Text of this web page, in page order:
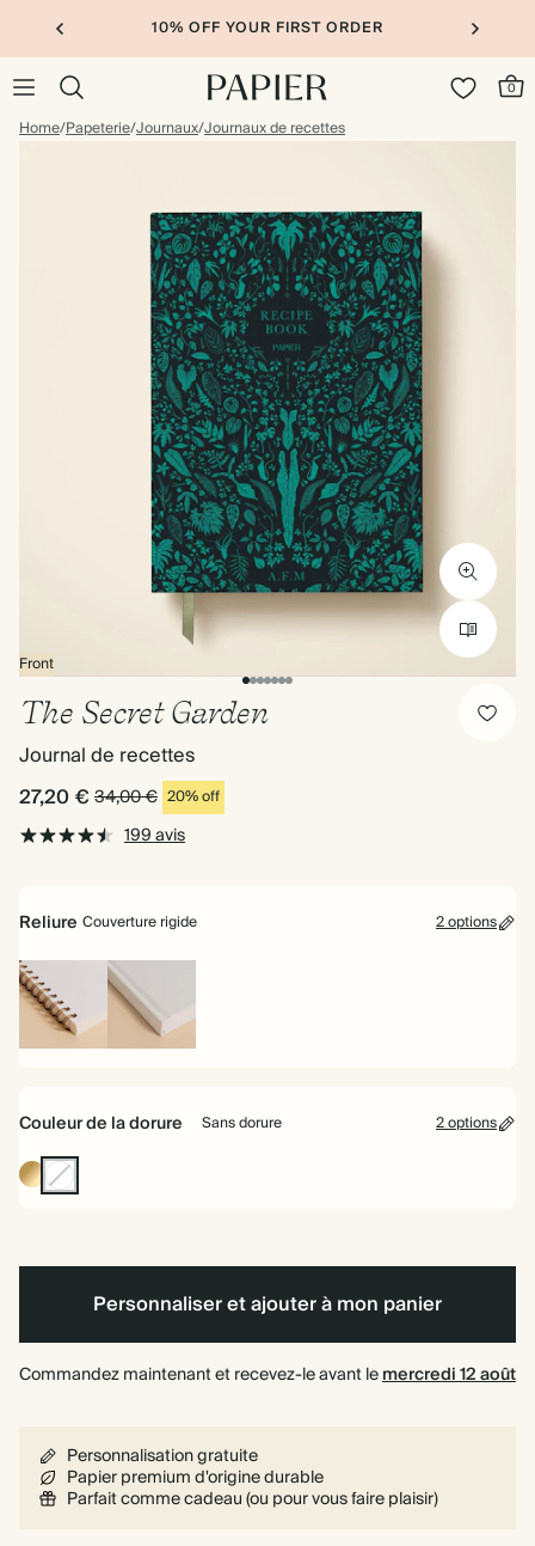
10% OFF YOUR FIRST ORDER
0
Home/Papeterie/Journaux/Journaux de recettes
Front
The Secret Garden
Journal de recettes
27,20 € 34,00 € 20% off
199 avis
Reliure Couverture rigide 2 options
Reliure Couverture
Couleur de la dorure
Sans dorure 2 options
Dorure
Sans
Personnaliser et ajouter à mon panier
Commandez maintenant et recevez-le avant lemercredi 12 août
Personnalisation gratuite
Papier premium d'origine durable
Parfait comme cadeau (ou pour vous faire plaisir)